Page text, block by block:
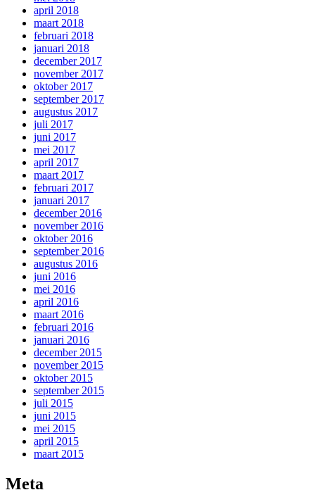
april 2018
maart 2018
februari 2018
januari 2018
december 2017
november 2017
oktober 2017
september 2017
augustus 2017
juli 2017
juni 2017
mei 2017
april 2017
maart 2017
februari 2017
januari 2017
december 2016
november 2016
oktober 2016
september 2016
augustus 2016
juni 2016
mei 2016
april 2016
maart 2016
februari 2016
januari 2016
december 2015
november 2015
oktober 2015
september 2015
juli 2015
juni 2015
mei 2015
april 2015
maart 2015
Meta